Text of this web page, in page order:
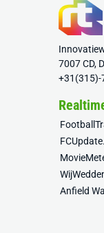
7007 CD,
+31(315)-
Anfield